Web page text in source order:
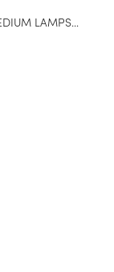
ECLIPSE MEDIUM LAMPSKÄRM SAND